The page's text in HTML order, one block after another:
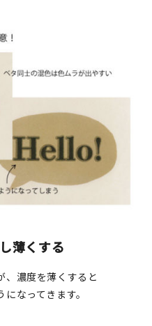
薄くする
、濃度を薄くすると
なってきます。